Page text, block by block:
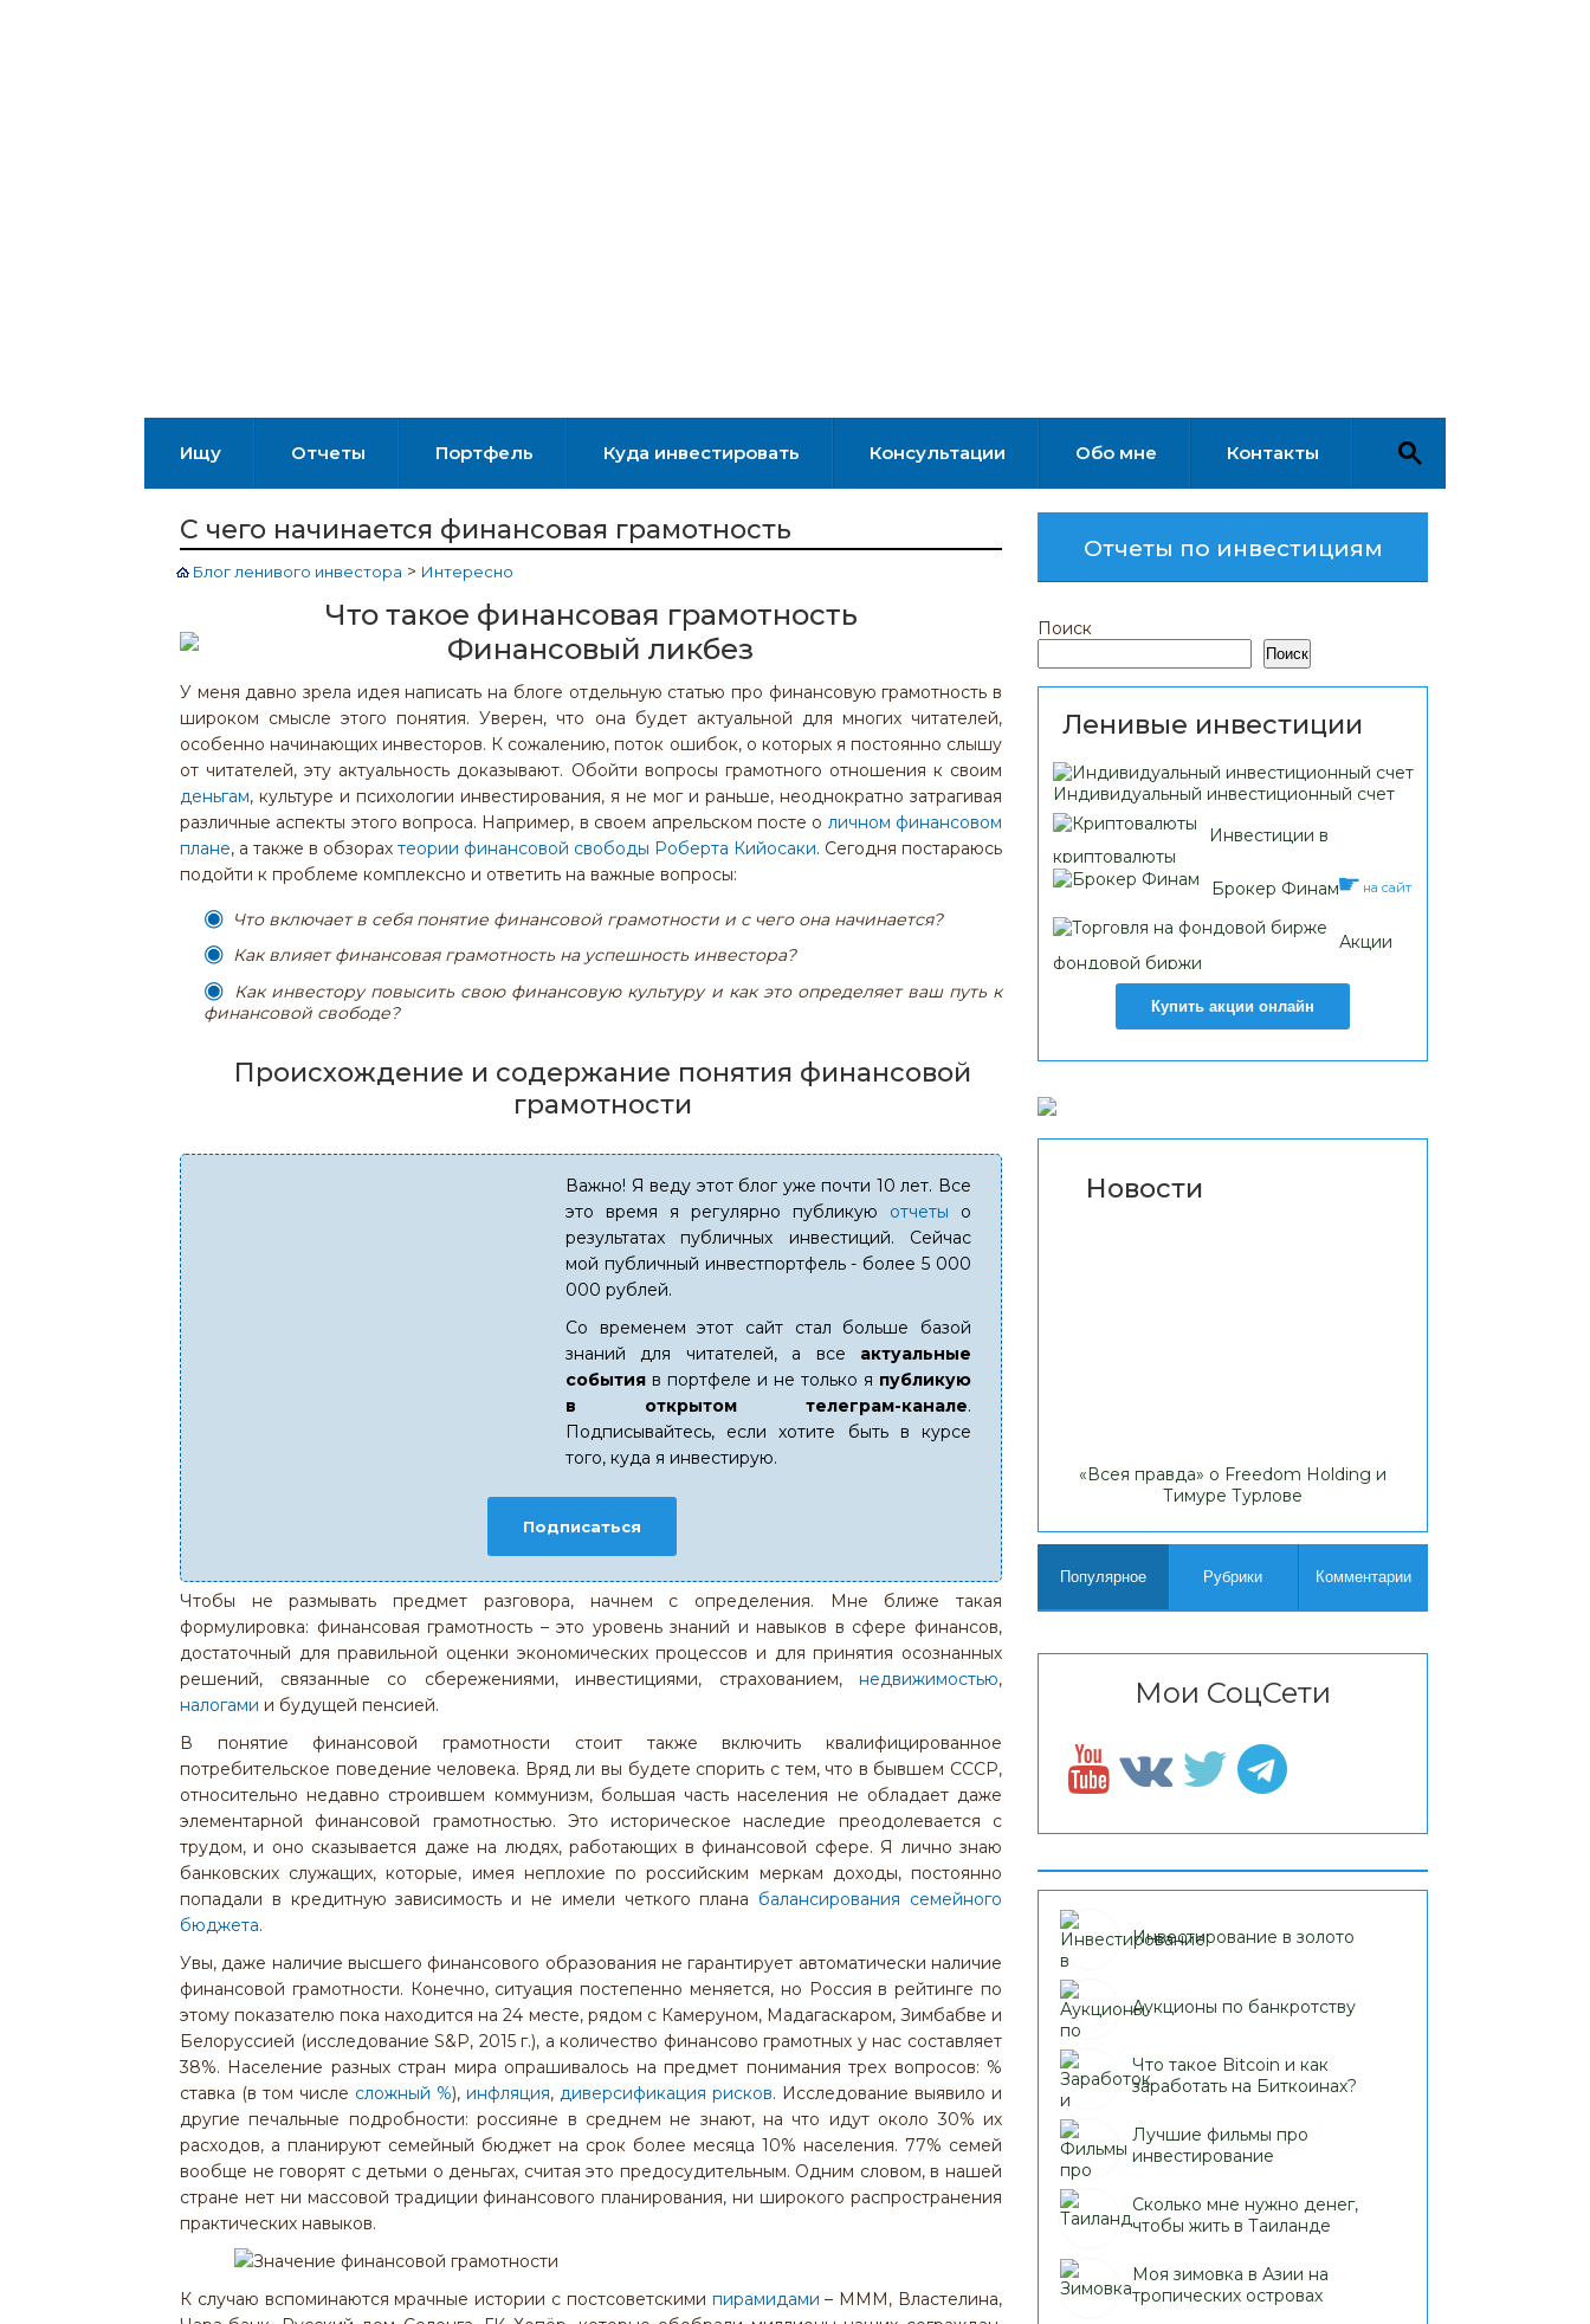
Ищу Отчеты Портфель Куда инвестировать Консультации Обо мне Контакты
С чего начинается финансовая грамотность
Блог ленивого инвестора > Интересно
Что такое финансовая грамотность
У меня давно зрела идея написать на блоге отдельную статью про финансовую грамотность в
широком смысле этого понятия. Уверен, что она будет актуальной для многих читателей,
особенно начинающих инвесторов. К сожалению, поток ошибок, о которых я постоянно слышу
от читателей, эту актуальность доказывают. Обойти вопросы грамотного отношения к своим
деньгам, культуре и психологии инвестирования, я не мог и раньше, неоднократно затрагивая
различные аспекты этого вопроса. Например, в своем апрельском посте о личном финансовом
плане, а также в обзорах теории финансовой свободы Роберта Кийосаки. Сегодня постараюсь
подойти к проблеме комплексно и ответить на важные вопросы:
Что включает в себя понятие финансовой грамотности и с чего она начинается?
Как влияет финансовая грамотность на успешность инвестора?
Как инвестору повысить свою финансовую культуру и как это определяет ваш путь к
финансовой свободе?
Происхождение и содержание понятия финансовой
грамотности
Важно! Я веду этот блог уже почти 10 лет. Все
это время я регулярно публикую отчеты о
результатах публичных инвестиций. Сейчас
мой публичный инвестпортфель - более 5 000
000 рублей.
Со временем этот сайт стал больше базой
знаний для читателей, а все актуальные
события в портфеле и не только я публикую
в открытом телеграм-канале.
Подписывайтесь, если хотите быть в курсе
того, куда я инвестирую.
Подписаться
Чтобы не размывать предмет разговора, начнем с определения. Мне ближе такая
формулировка: финансовая грамотность – это уровень знаний и навыков в сфере финансов,
достаточный для правильной оценки экономических процессов и для принятия осознанных
решений, связанные со сбережениями, инвестициями, страхованием, недвижимостью,
налогами и будущей пенсией.
В понятие финансовой грамотности стоит также включить квалифицированное
потребительское поведение человека. Вряд ли вы будете спорить с тем, что в бывшем СССР,
относительно недавно строившем коммунизм, большая часть населения не обладает даже
элементарной финансовой грамотностью. Это историческое наследие преодолевается с
трудом, и оно сказывается даже на людях, работающих в финансовой сфере. Я лично знаю
банковских служащих, которые, имея неплохие по российским меркам доходы, постоянно
попадали в кредитную зависимость и не имели четкого плана балансирования семейного
бюджета.
Увы, даже наличие высшего финансового образования не гарантирует автоматически наличие
финансовой грамотности. Конечно, ситуация постепенно меняется, но Россия в рейтинге по
этому показателю пока находится на 24 месте, рядом с Камеруном, Мадагаскаром, Зимбабве и
Белоруссией (исследование S&P, 2015 г.), а количество финансово грамотных у нас составляет
38%. Население разных стран мира опрашивалось ­­на предмет понимания трех вопросов: %
ставка (в том числе сложный %), инфляция, диверсификация рисков. Исследование выявило и
другие печальные подробности: россияне в среднем не знают, на что идут около 30% их
расходов, а планируют семейный бюджет на срок более месяца 10% населения. 77% семей
вообще не говорят с детьми о деньгах, считая это предосудительным. Одним словом, в нашей
стране нет ни массовой традиции финансового планирования, ни широкого распространения
практических навыков.
К случаю вспоминаются мрачные истории с постсоветскими пирамидами – МММ, Властелина,
Отчеты по инвестициям
Поиск
Поиск
Ленивые инвестиции
Индивидуальный инвестиционный счет
Инвестиции в
криптовалюты
Брокер Финам
на сайт
Акции
фондовой биржи
Купить акции онлайн
Новости
«Всея правда» о Freedom Holding и
Тимуре Турлове
Популярное Рубрики Комментарии
Мои СоцСети
Инвестирование в золото
Аукционы по банкротству
Что такое Bitcoin и как
заработать на Биткоинах?
Лучшие фильмы про
инвестирование
Сколько мне нужно денег,
чтобы жить в Таиланде
Моя зимовка в Азии на
тропических островах